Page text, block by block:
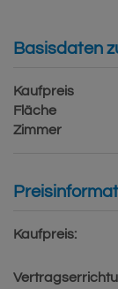
Basisdaten
Kaufpreis
Fläche
Zimmer
Kaufpreis: